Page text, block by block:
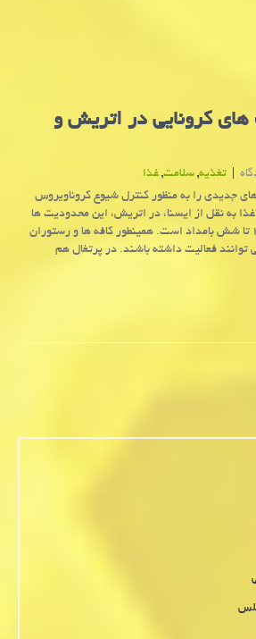
كرونایی در اتریش و
| تغذیه,سلامت,غذا
جدیدی را به منظور كنترل شیوع كروناویروس
به نقل از ایسنا، در اتریش، این محدودیت ها
شامل منع تردد از ساعت ۲۰ تا شش بامداد است. همینطور کافه ها و رستوران
توانند فعالیت داشته باشند. در پرتغال هم